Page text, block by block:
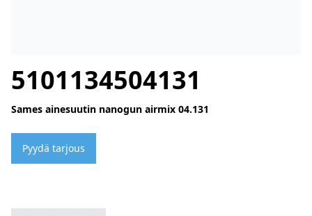
5101134504131
Sames ainesuutin nanogun airmix 04.131
Pyydä tarjous